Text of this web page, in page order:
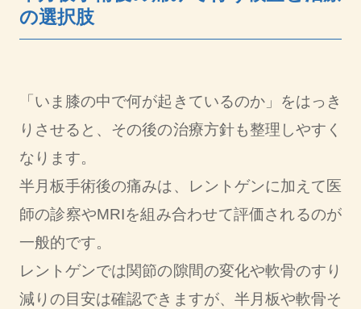
の選択肢
「いま膝の中で何が起きているのか」をはっき
りさせると、その後の治療方針も整理しやすく
なります。
半月板手術後の痛みは、レントゲンに加えて医
師の診察やMRIを組み合わせて評価されるのが
一般的です。
レントゲンでは関節の隙間の変化や軟骨のすり
減りの目安は確認できますが、半月板や軟骨そ